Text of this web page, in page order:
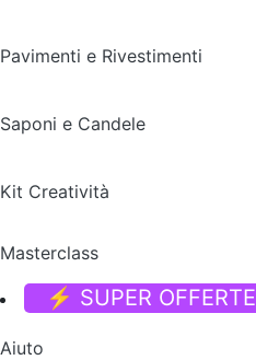
Pavimenti e Rivestimenti
Saponi e Candele
Kit Creatività
Masterclass
⚡ SUPER OFFERTE
Aiuto